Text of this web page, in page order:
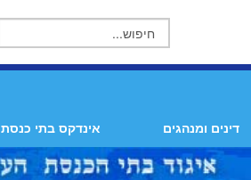
דינים ומנהגים אינדקס בתי כנסת